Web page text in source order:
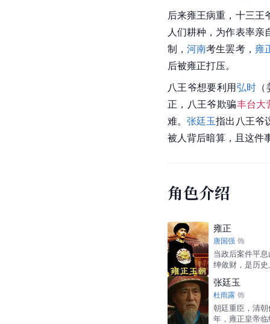
后来雍王病重，十三王
人们耕种，为作表率
制，河南考生罢考， 雍
后被雍正打压。
八王爷想要利用弘时
正，八王爷欺骗丰台大
难。张廷玉指出八王爷
被人背后暗算，且这件
角色介绍
雍正
唐国强 饰
当政后案件平
绅敛财，是历
张廷玉
杜雨露 饰
朝廷重臣，清
年，雍正皇帝